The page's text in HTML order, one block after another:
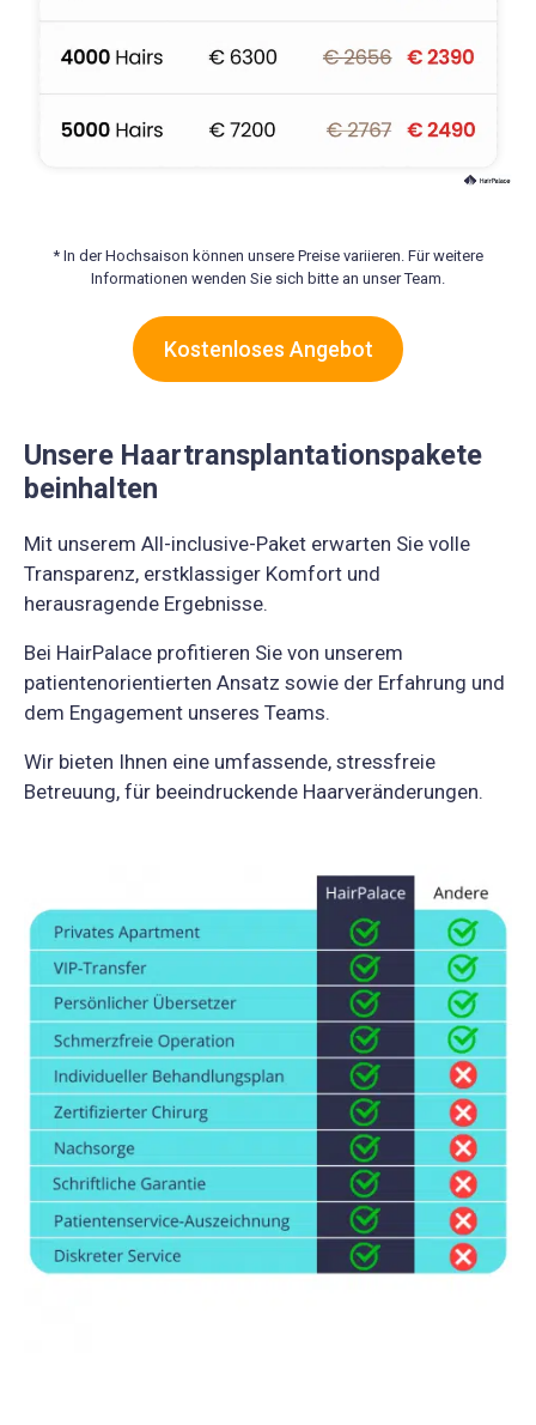
* In der Hochsaison können unsere Preise variieren. Für weitere
Informationen wenden Sie sich bitte an unser Team.
Kostenloses Angebot
Unsere Haartransplantationspakete
beinhalten
Mit unserem All-inclusive-Paket erwarten Sie volle
Transparenz, erstklassiger Komfort und
herausragende Ergebnisse.
Bei HairPalace profitieren Sie von unserem
patientenorientierten Ansatz sowie der Erfahrung und
dem Engagement unseres Teams.
Wir bieten Ihnen eine umfassende, stressfreie
Betreuung, für beeindruckende Haarveränderungen.